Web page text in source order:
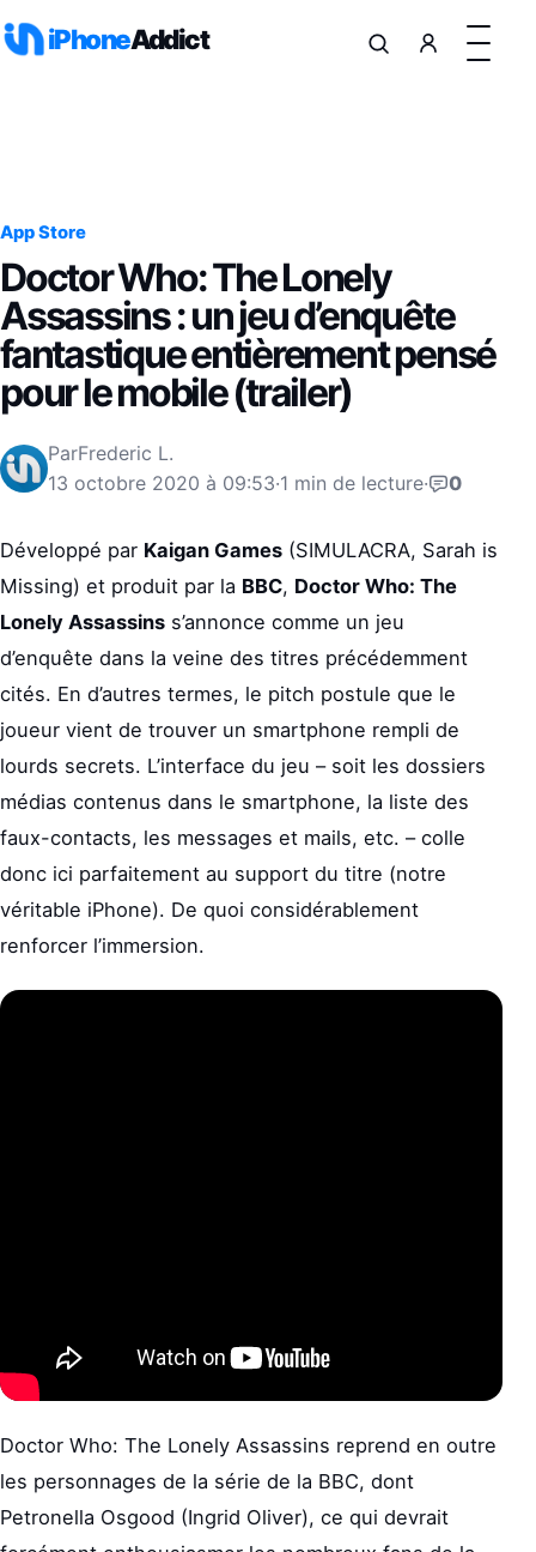
iPhoneAddict
App Store
Doctor Who: The Lonely
Assassins : un jeu d’enquête
fantastique entièrement pensé
pour le mobile (trailer)
ParFrederic L.
13 octobre 2020 à 09:53·1 min de lecture· 0
Développé par Kaigan Games (SIMULACRA, Sarah is
Missing) et produit par la BBC, Doctor Who: The
Lonely Assassins s’annonce comme un jeu
d’enquête dans la veine des titres précédemment
cités. En d’autres termes, le pitch postule que le
joueur vient de trouver un smartphone rempli de
lourds secrets. L’interface du jeu – soit les dossiers
médias contenus dans le smartphone, la liste des
faux-contacts, les messages et mails, etc. – colle
donc ici parfaitement au support du titre (notre
véritable iPhone). De quoi considérablement
renforcer l’immersion.
Doctor Who: The Lonely Assassins reprend en outre
les personnages de la série de la BBC, dont
Petronella Osgood (Ingrid Oliver), ce qui devrait